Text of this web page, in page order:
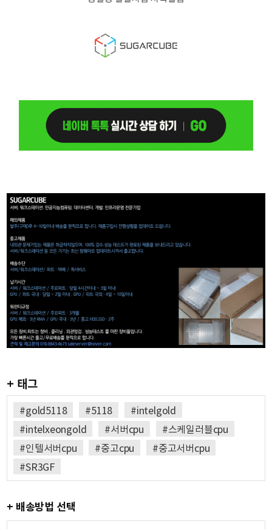
+ 태그
#gold5118 #5118
#intelgold
#intelxeongold
#서버cpu
#스케일러블cpu
#인텔서버cpu
#중고cpu
#중고서버cpu
#SR3GF
+ 배송방법 선택